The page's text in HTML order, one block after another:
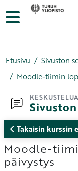
Siirry pääsisältöön
Sivupaneeli
Etusivu Sivuston
Moodle-tiimin
Takaisin kurssin
Moodle-
päivystys